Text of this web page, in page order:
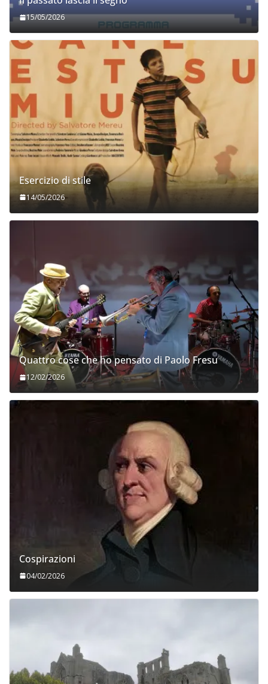
15/05/2026
Esercizio di stile
14/05/2026
Quattro cose che ho pensato di Paolo Fresu
12/02/2026
Cospirazioni
04/02/2026